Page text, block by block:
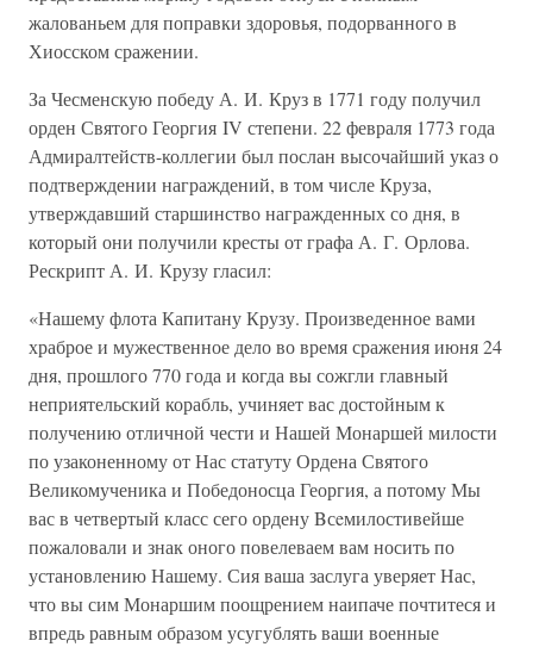
жалованьем для поправки здоровья, подорванного в
Хиосском сражении.
За Чесменскую победу А. И. Круз в 1771 году получил
орден Святого Георгия IV степени. 22 февраля 1773 года
Адмиралтейств-коллегии был послан высочайший указ о
подтверждении награждений, в том числе Круза,
утверждавший старшинство награжденных со дня, в
который они получили кресты от графа А. Г. Орлова.
Рескрипт А. И. Крузу гласил:
«Нашему флота Капитану Крузу. Произведенное вами
храброе и мужественное дело во время сражения июня 24
дня, прошлого 770 года и когда вы сожгли главный
неприятельский корабль, учиняет вас достойным к
получению отличной чести и Нашей Монаршей милости
по узаконенному от Нас статуту Ордена Святого
Великомученика и Победоносца Георгия, а потому Мы
вас в четвертый класс сего ордену Bсeмилостивейше
пожаловали и знак оного повелеваем вам носить по
установлению Нашему. Сия ваша заслуга уверяет Нас,
что вы сим Монаршим поощрением наипаче почтитеся и
впредь равным образом усугублять ваши военные